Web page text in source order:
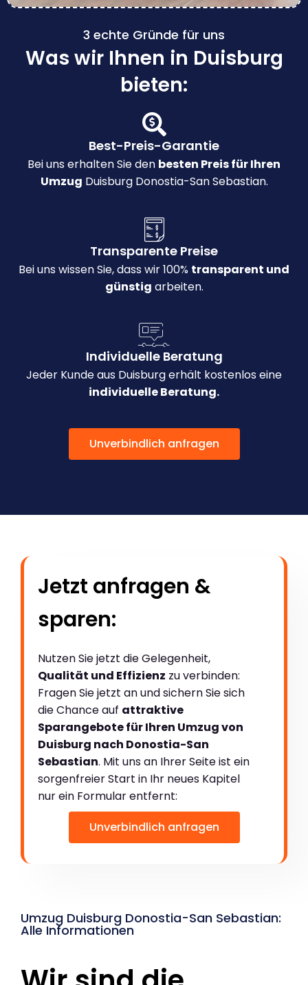
3 echte Gründe für uns
Was wir Ihnen in Duisburg
bieten:
Best-Preis-Garantie
Bei uns erhalten Sie den besten Preis für Ihren
Umzug Duisburg Donostia-San Sebastian.
Transparente Preise
Bei uns wissen Sie, dass wir 100% transparent und
günstig arbeiten.
Individuelle Beratung
Jeder Kunde aus Duisburg erhält kostenlos eine
individuelle Beratung.
Unverbindlich anfragen
Jetzt anfragen &
sparen:
Nutzen Sie jetzt die Gelegenheit,
Qualität und Effizienz zu verbinden:
Fragen Sie jetzt an und sichern Sie sich
die Chance auf attraktive
Sparangebote für Ihren Umzug von
Duisburg nach Donostia-San
Sebastian. Mit uns an Ihrer Seite ist ein
sorgenfreier Start in Ihr neues Kapitel
nur ein Formular entfernt:
Unverbindlich anfragen
Umzug Duisburg Donostia-San Sebastian:
Alle Informationen